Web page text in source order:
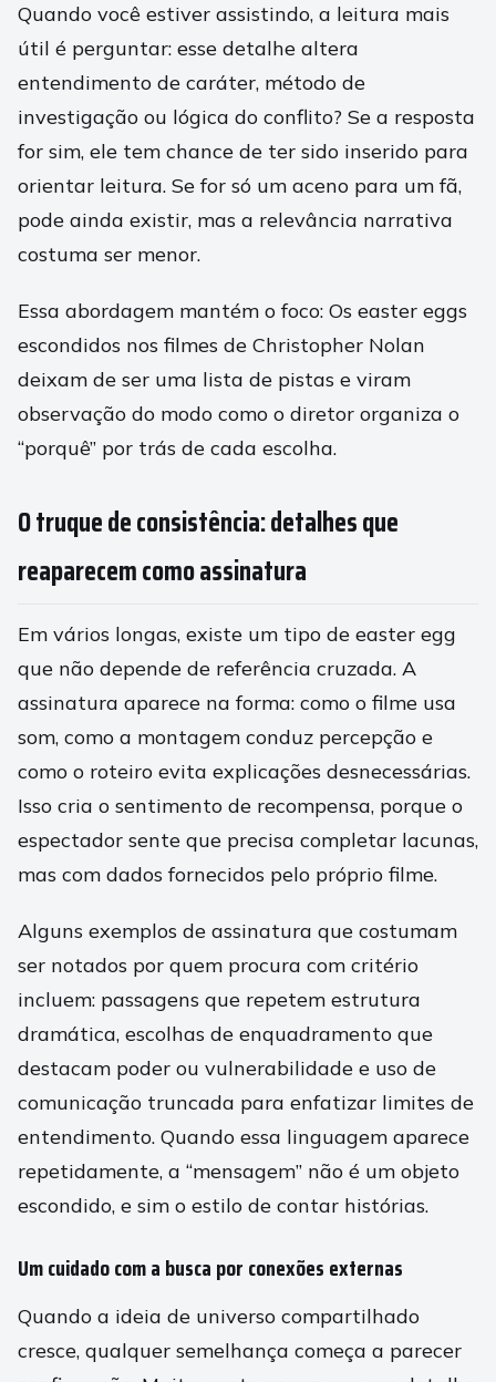
Quando você estiver assistindo, a leitura mais
útil é perguntar: esse detalhe altera
entendimento de caráter, método de
investigação ou lógica do conflito? Se a resposta
for sim, ele tem chance de ter sido inserido para
orientar leitura. Se for só um aceno para um fã,
pode ainda existir, mas a relevância narrativa
costuma ser menor.
Essa abordagem mantém o foco: Os easter eggs
escondidos nos filmes de Christopher Nolan
deixam de ser uma lista de pistas e viram
observação do modo como o diretor organiza o
“porquê” por trás de cada escolha.
O truque de consistência: detalhes que
reaparecem como assinatura
Em vários longas, existe um tipo de easter egg
que não depende de referência cruzada. A
assinatura aparece na forma: como o filme usa
som, como a montagem conduz percepção e
como o roteiro evita explicações desnecessárias.
Isso cria o sentimento de recompensa, porque o
espectador sente que precisa completar lacunas,
mas com dados fornecidos pelo próprio filme.
Alguns exemplos de assinatura que costumam
ser notados por quem procura com critério
incluem: passagens que repetem estrutura
dramática, escolhas de enquadramento que
destacam poder ou vulnerabilidade e uso de
comunicação truncada para enfatizar limites de
entendimento. Quando essa linguagem aparece
repetidamente, a “mensagem” não é um objeto
escondido, e sim o estilo de contar histórias.
Um cuidado com a busca por conexões externas
Quando a ideia de universo compartilhado
cresce, qualquer semelhança começa a parecer